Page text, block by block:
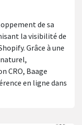
de sa
la visibilité de
Grâce à une
CRO, Baage
en ligne dans